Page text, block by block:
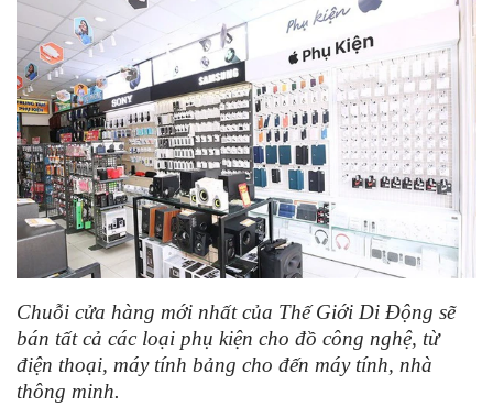
Chuỗi cửa hàng mới nhất của Thế Giới Di Động sẽ
bán tất cả các loại phụ kiện cho đồ công nghệ, từ
điện thoại, máy tính bảng cho đến máy tính, nhà
thông minh.